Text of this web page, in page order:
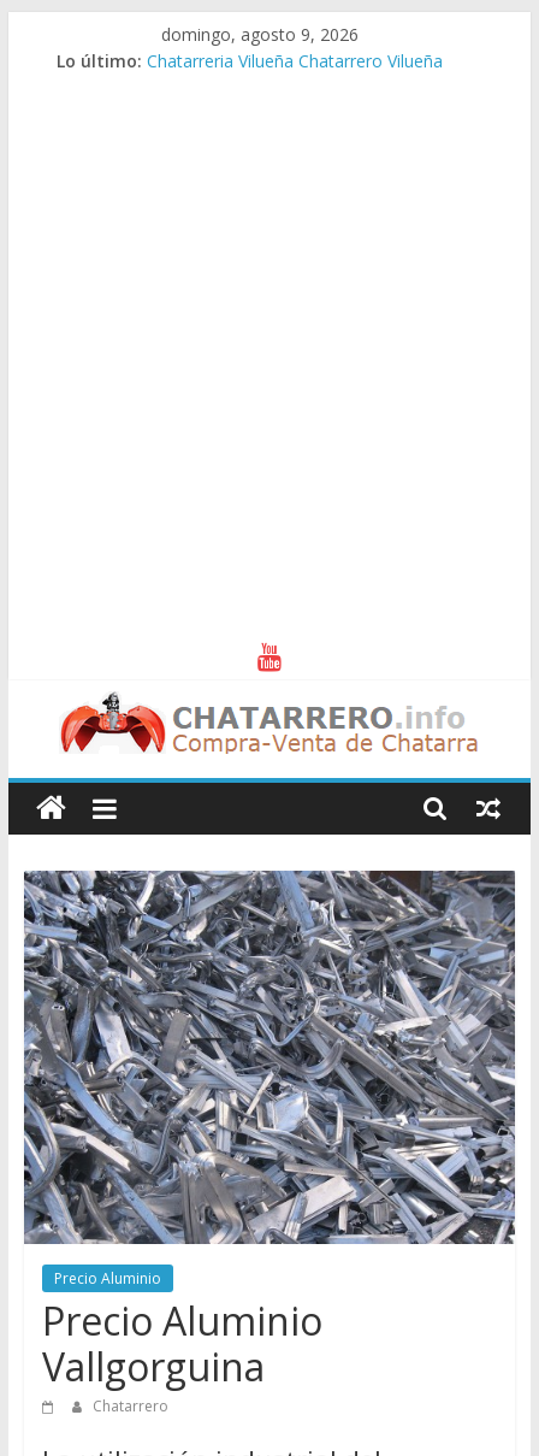
domingo, agosto 9, 2026
Lo último: Chatarreria Vilueña Chatarrero Vilueña
Chatarreros
–
Precio
de
Chatarra
Directorio
de
Chatarreros
para
vender
Chatarra
Precio Aluminio
Precio Aluminio
Vallgorguina
Chatarrero